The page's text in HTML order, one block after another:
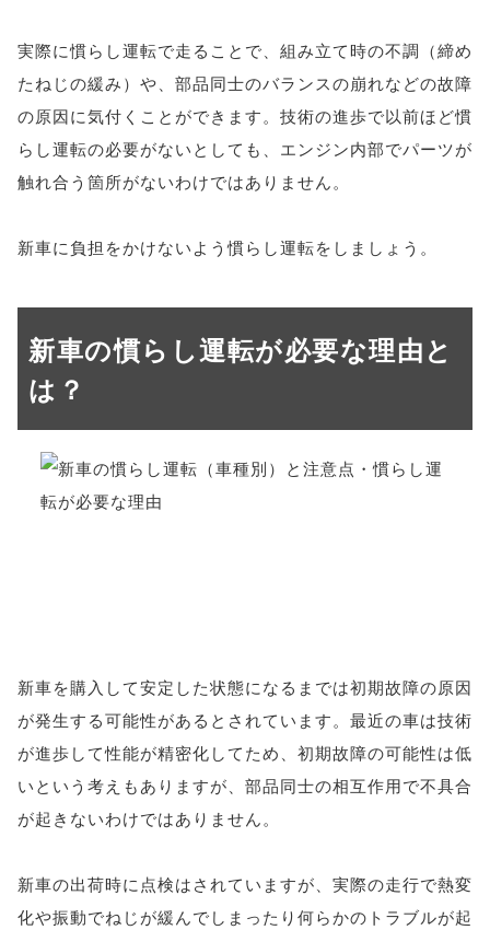
実際に慣らし運転で走ることで、組み立て時の不調（締め
たねじの緩み）や、部品同士のバランスの崩れなどの故障
の原因に気付くことができます。技術の進歩で以前ほど慣
らし運転の必要がないとしても、エンジン内部でパーツが
触れ合う箇所がないわけではありません。
新車に負担をかけないよう慣らし運転をしましょう。
新車の慣らし運転が必要な理由と
は？
新車を購入して安定した状態になるまでは初期故障の原因
が発生する可能性があるとされています。最近の車は技術
が進歩して性能が精密化してため、初期故障の可能性は低
いという考えもありますが、部品同士の相互作用で不具合
が起きないわけではありません。
新車の出荷時に点検はされていますが、実際の走行で熱変
化や振動でねじが緩んでしまったり何らかのトラブルが起